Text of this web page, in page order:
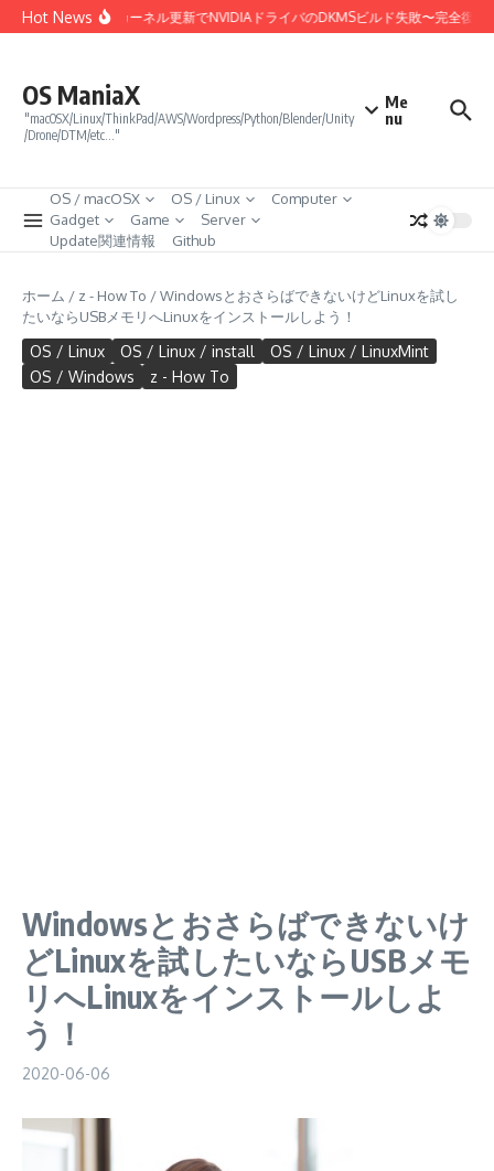
コンテンツへスキップ
Hot News
Linux 7.0カーネル更新でNVIDIAドライバのDKMSビルド失敗〜完全復旧ま
OS ManiaX
"macOSX/Linux/ThinkPad/AWS/Wordpress/Python/Blender/Unity
/Drone/DTM/etc…"
Me
nu
OS / macOSX OS / Linux
Computer
Gadget
Game
Server
Update関連情報
Github
ホーム / z - How To /WindowsとおさらばできないけどLinuxを試し
たいならUSBメモリへLinuxをインストールしよう！
OS / Linux OS / Linux / install
OS / Linux / LinuxMint
OS / Windows
z - How To
Windowsとおさらばできないけ
どLinuxを試したいならUSBメモ
リへLinuxをインストールしよ
う！
2020-06-06